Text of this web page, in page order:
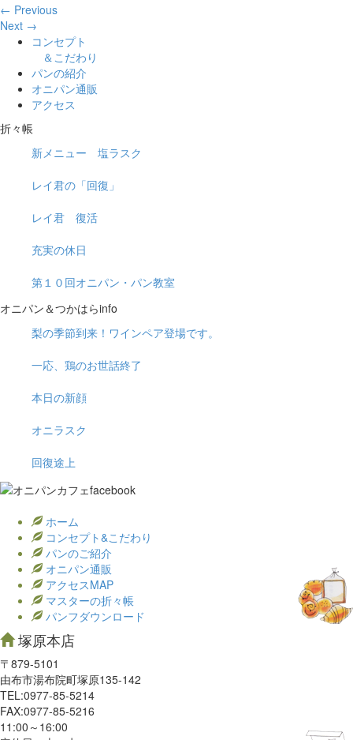
← Previous
Next →
コンセプト
＆こだわり
パンの紹介
オニパン通販
アクセス
折々帳
新メニュー 塩ラスク
レイ君の「回復」
レイ君 復活
充実の休日
第１０回オニパン・パン教室
オニパン＆つかはらinfo
梨の季節到来！ワインペア登場です。
一応、鶏のお世話終了
本日の新顔
オニラスク
回復途上
ホーム
コンセプト&こだわり
パンのご紹介
オニパン通販
アクセスMAP
マスターの折々帳
パンフダウンロード
塚原本店
〒879-5101
由布市湯布院町塚原135-142
TEL:0977‐85-5214
FAX:0977‐85-5216
11:00～16:00